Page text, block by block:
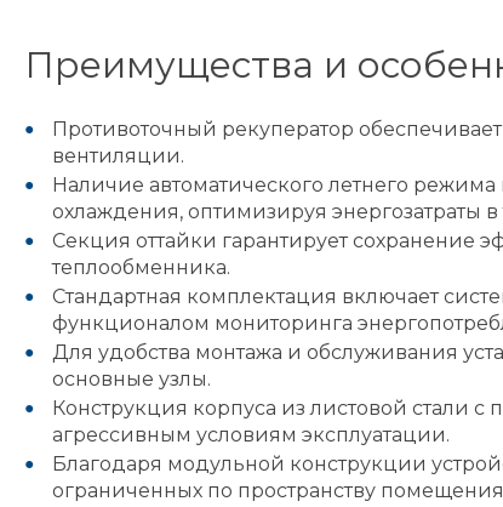
Преимущества и
Противоточный рекуператор
вентиляции.
Наличие автоматического летнего
охлаждения, оптимизируя энергозатраты
Секция оттайки гарантирует сохранение
теплообменника.
Стандартная комплектация включает
функционалом мониторинга
Для удобства монтажа и обслуживания
основные узлы.
Конструкция корпуса из листовой стали
агрессивным условиям эксплуатации.
Благодаря модульной конструкции
ограниченных по пространству